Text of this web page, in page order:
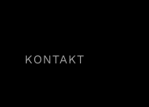
KONTAKT